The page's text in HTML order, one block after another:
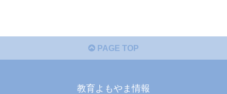
PAGE TOP
教育よもやま情報